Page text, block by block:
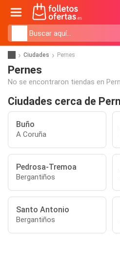
Ciudades Pernes
Pernes
No se encontraron tiendas en
Ciudades cerca de
Buño
A Coruña
Pedrosa-Tremoa
Bergantiños
Santo Antonio
Bergantiños